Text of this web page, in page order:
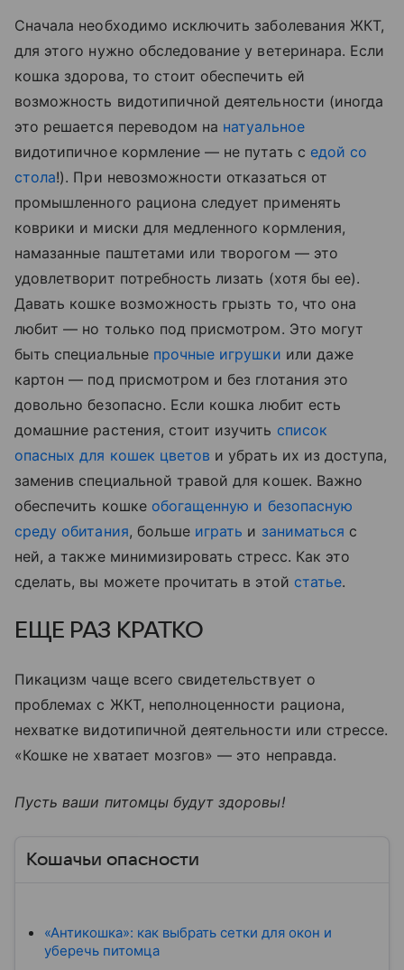
Сначала необходимо исключить заболевания ЖКТ,
для этого нужно обследование у ветеринара. Если
кошка здорова, то стоит обеспечить ей
возможность видотипичной деятельности (иногда
это решается переводом на натуальное
видотипичное кормление — не путать с едой со
стола!). При невозможности отказаться от
промышленного рациона следует применять
коврики и миски для медленного кормления,
намазанные паштетами или творогом — это
удовлетворит потребность лизать (хотя бы ее).
Давать кошке возможность грызть то, что она
любит — но только под присмотром. Это могут
быть специальные прочные игрушки или даже
картон — под присмотром и без глотания это
довольно безопасно. Если кошка любит есть
домашние растения, стоит изучить список
опасных для кошек цветов и убрать их из доступа,
заменив специальной травой для кошек. Важно
обеспечить кошке обогащенную и безопасную
среду обитания, больше играть и заниматься с
ней, а также минимизировать стресс. Как это
сделать, вы можете прочитать в этой статье.
ЕЩЕ РАЗ КРАТКО
Пикацизм чаще всего свидетельствует о
проблемах с ЖКТ, неполноценности рациона,
нехватке видотипичной деятельности или стрессе.
«Кошке не хватает мозгов» — это неправда.
Пусть ваши питомцы будут здоровы!
Кошачьи опасности
«Антикошка»: как выбрать сетки для окон и
уберечь питомца